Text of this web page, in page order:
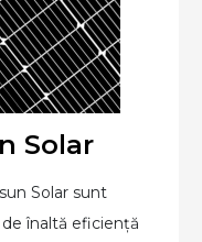
Solar
Solar sunt
înaltă eficiență